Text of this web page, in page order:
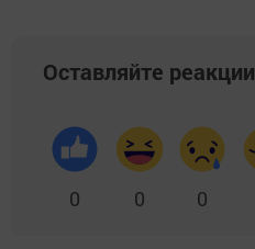
Оставляйте реакции
0 0 0